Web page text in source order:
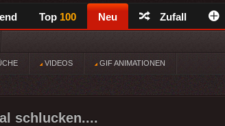
Top 100 Neu Zufall
VIDEOS GIF ANIMATIONEN
schlucken....